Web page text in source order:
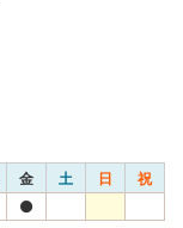
金 土 日 祝